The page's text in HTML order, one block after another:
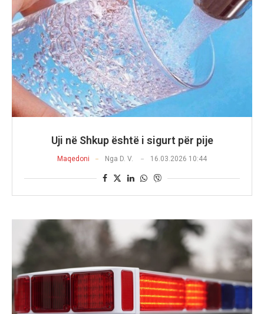
Uji në Shkup është i sigurt për pije
Maqedoni Nga D. V. 16.03.2026 10:44